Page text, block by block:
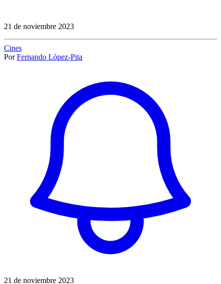
21 de noviembre 2023
Cines
Por Fernando López-Pita
21 de noviembre 2023